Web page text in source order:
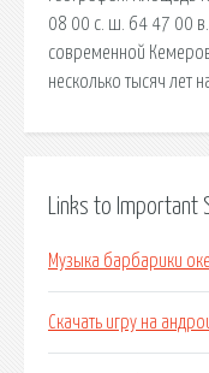
08 00 с. ш. 64 47 00
современной
несколько тысяч лет
Links to Important
Музыка барбарики
Скачать игру на